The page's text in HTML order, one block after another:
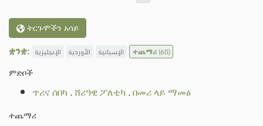
ትርጉሞችን አሳይ
ቋንቋ: الإنجليزية الأوردية الإسبانية ተጨማሪ(60)
ምድቦች
ጥሪና ሰበካ .ሸሪዓዊ ፖለቲካ .በመሪ ላይ ማመፅ
ተጨማሪ